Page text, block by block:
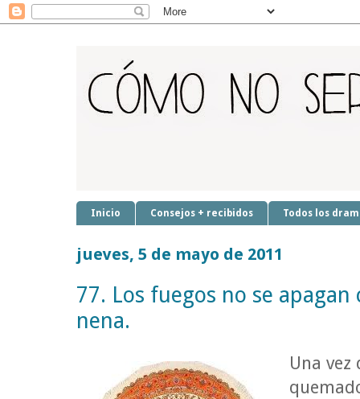
Inicio Consejos + recibidos Todos los
jueves, 5 de mayo de 2011
77. Los fuegos no se
nena.
Una